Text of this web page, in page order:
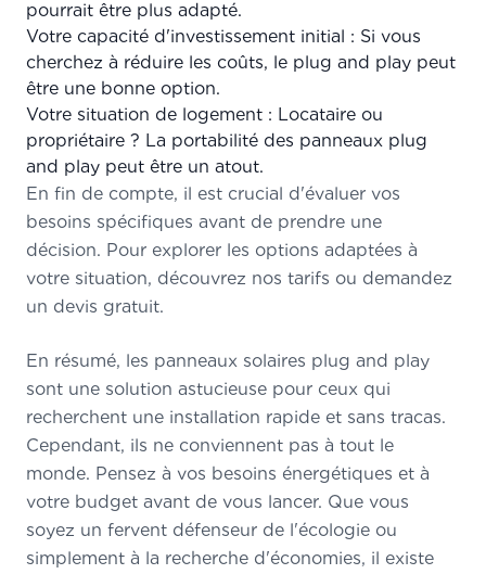
pourrait être plus adapté.
Votre capacité d'investissement initial : Si vous
cherchez à réduire les coûts, le plug and play peut
être une bonne option.
Votre situation de logement : Locataire ou
propriétaire ? La portabilité des panneaux plug
and play peut être un atout.
En fin de compte, il est crucial d'évaluer vos
besoins spécifiques avant de prendre une
décision. Pour explorer les options adaptées à
votre situation, découvrez nos tarifs ou demandez
un devis gratuit.
En résumé, les panneaux solaires plug and play
sont une solution astucieuse pour ceux qui
recherchent une installation rapide et sans tracas.
Cependant, ils ne conviennent pas à tout le
monde. Pensez à vos besoins énergétiques et à
votre budget avant de vous lancer. Que vous
soyez un fervent défenseur de l'écologie ou
simplement à la recherche d'économies, il existe